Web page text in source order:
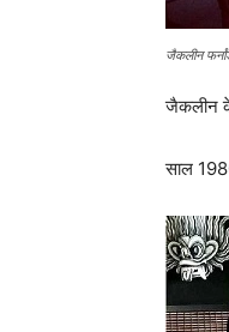
जैकलीन
जैकलीन के
साल